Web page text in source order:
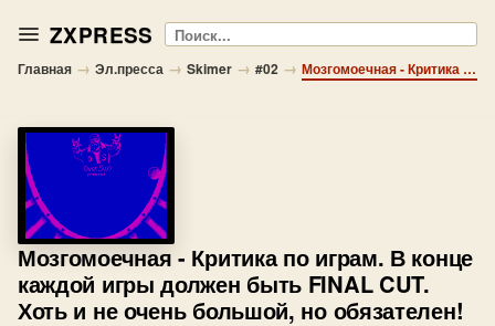
ZXPRESS Поиск
Главная → Эл.пресса → Skimer → #02 → Мозгомоечная - Критика по играм. В конце каждой игры должен быть FINAL CUT. Хоть и не очень большой, но обязателен!
Мозгомоечная - Критика по играм. В конце
каждой игры должен быть FINAL CUT.
Хоть и не очень большой, но обязателен!